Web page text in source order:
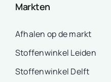
Markten
Afhalen op de markt
Stoffenwinkel Leiden
Stoffenwinkel Delft